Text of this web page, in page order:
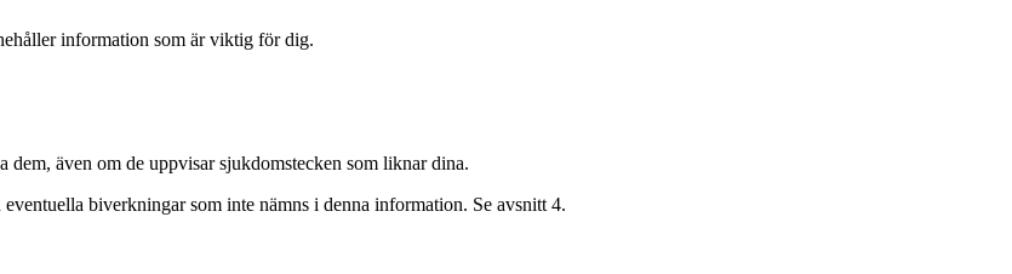
information som är viktig för dig.
även om de uppvisar sjukdomstecken som liknar dina.
biverkningar som inte nämns i denna information. Se avsnitt 4.